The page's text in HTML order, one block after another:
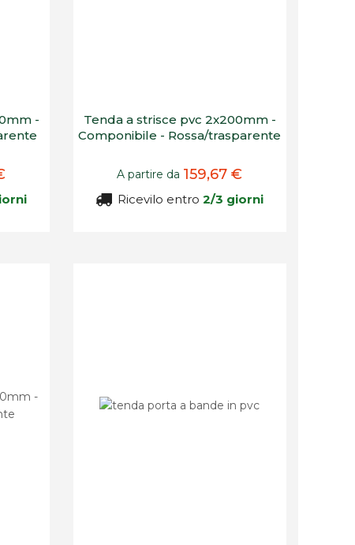
-
Tenda a strisce pvc 2x200mm -
Componibile - Rossa/trasparente
A partire da 159,67 €
Ricevilo entro2/3 giorni